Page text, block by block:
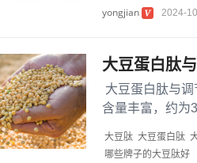
yongjian
2024-
大豆蛋白肽
大豆蛋白肽与
含量丰富，约为
大豆肽 大豆蛋白肽
哪些牌子的大豆肽好